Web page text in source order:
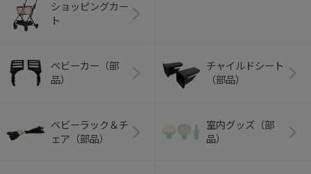
ショッピングカー
ト
ベビーカー（部
品）
チャイルドシート
（部品）
ベビーラック＆チ
ェア（部品）
室内グッズ（部
品）